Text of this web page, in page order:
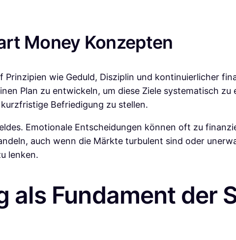
Money Konzepten
wie Geduld, Disziplin und kontinuierlicher
Plan zu entwickeln, um diese Ziele systematisch zu
Befriedigung zu stellen.
Emotionale Entscheidungen können oft zu
auch wenn die Märkte turbulent sind oder
lenken.
als Fundament der